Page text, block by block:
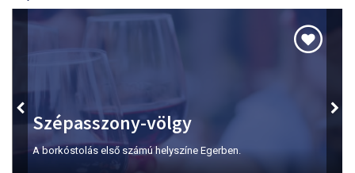
Szépasszony-völgy
A borkóstolás első számú helyszíne Egerben.